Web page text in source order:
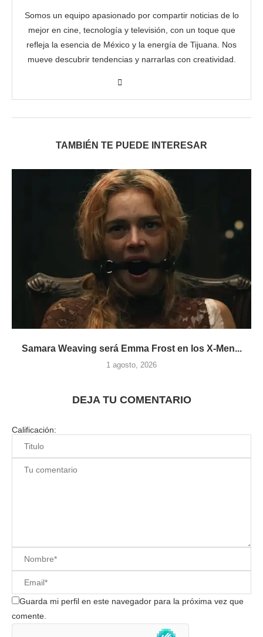
Somos un equipo apasionado por compartir noticias de lo
mejor en cine, tecnología y televisión, con un toque que
refleja la esencia de México y la energía de Tijuana. Nos
mueve descubrir tendencias y narrarlas con creatividad.
TAMBIÉN TE PUEDE INTERESAR
Samara Weaving será Emma Frost en los X-Men...
1 agosto, 2026
DEJA TU COMENTARIO
Calificación:
Guarda mi perfil en este navegador para la próxima vez que
comente.